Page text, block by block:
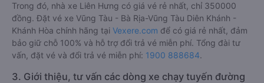
Trong đó, nhà xe Liên Hưng có giá vé rẻ nhất, chỉ 350000
đồng. Đặt vé xe Vũng Tàu - Bà Rịa-Vũng Tàu Diên Khánh -
Khánh Hòa chính hãng tại Vexere.com để có giá rẻ nhất, đảm
bảo giữ chỗ 100% và hỗ trợ đổi trả vé miễn phí. Tổng đài tư
vấn, đặt vé và đổi trả vé miễn phí: 1900 888684.
3. Giới thiệu, tư vấn các dòng xe chạy tuyến đường